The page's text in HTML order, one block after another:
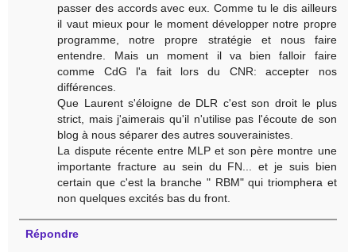
passer des accords avec eux. Comme tu le dis ailleurs
il vaut mieux pour le moment développer notre propre
programme, notre propre stratégie et nous faire
entendre. Mais un moment il va bien falloir faire
comme CdG l'a fait lors du CNR: accepter nos
différences.
Que Laurent s'éloigne de DLR c'est son droit le plus
strict, mais j'aimerais qu'il n'utilise pas l'écoute de son
blog à nous séparer des autres souverainistes.
La dispute récente entre MLP et son père montre une
importante fracture au sein du FN... et je suis bien
certain que c'est la branche " RBM" qui triomphera et
non quelques excités bas du front.
Répondre